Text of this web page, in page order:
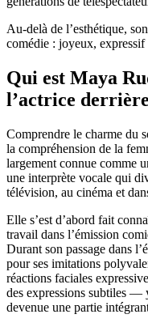
Au-delà de l’esthétique,
comédie : joyeux, expressif
Qui est Maya
l’actrice
Comprendre le charme du
la compréhension de la
largement connue comme
une interprète vocale qui
télévision, au cinéma et
Elle s’est d’abord fait
travail dans l’émission
Durant son passage dans
pour ses imitations
réactions faciales
des expressions subtiles
devenue une partie